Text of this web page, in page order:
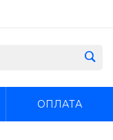
ОПЛАТА